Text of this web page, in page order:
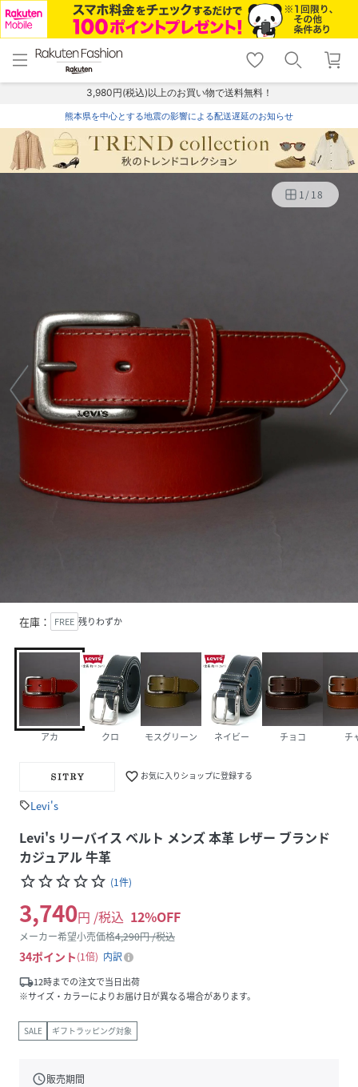
menu home
トップ
shopping_cart lock_outline
ログイン
3,980円(税込)以上のお買い物で送料無料！
熊本県を中心とする地震の影響による配送遅延のお知らせ
1/18
在庫： FREE 残りわずか
アカ クロ モスグリーン ネイビー チョコ チ
favorite_border お気に入りショップに登録する
sellLevi's
Levi's リーバイス ベルト メンズ 本革 レザー ブランド
カジュアル 牛革
star_borderstar_borderstar_borderstar_borderstar_border (1件)
3,740円 /税込 12%OFF
メーカー希望小売価格4,290円 /税込
34ポイント 1倍
内訳
local_shipping12時までの注文で当日出荷
※サイズ・カラーによりお届け日が異なる場合があります。
SALE ギフトラッピング対象
schedule販売期間